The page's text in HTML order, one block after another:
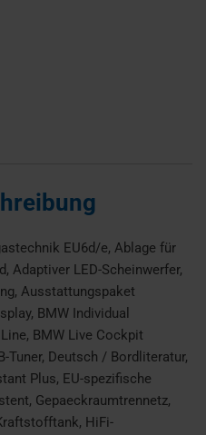
EU6d/e, Ablage für
Adaptiver LED-Scheinwerfer,
Ausstattungspaket
BMW Individual
BMW Live Cockpit
Tuner, Deutsch / Bordliteratur,
Plus, EU-spezifische
Gepaeckraumtrennetz,
HiFi-